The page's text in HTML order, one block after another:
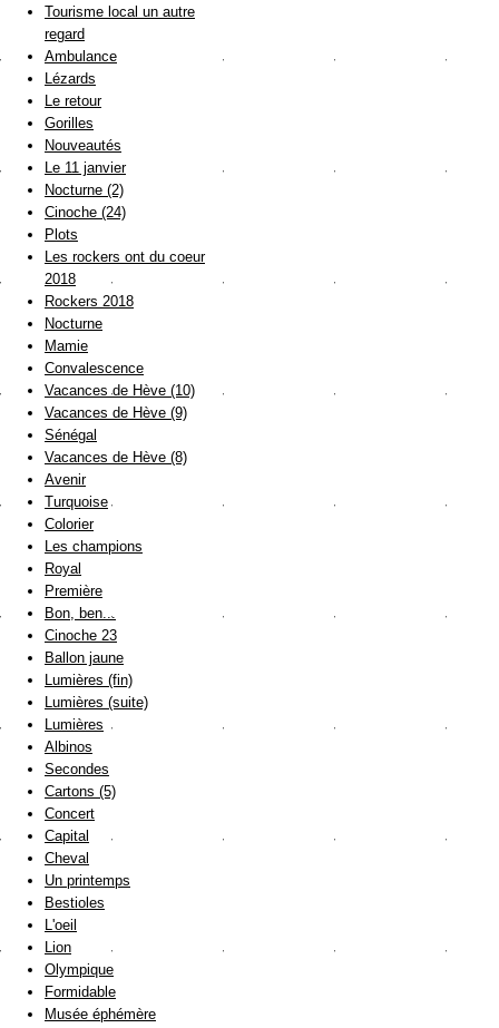
Tourisme local un autre
regard
Ambulance
Lézards
Le retour
Gorilles
Nouveautés
Le 11 janvier
Nocturne (2)
Cinoche (24)
Plots
Les rockers ont du coeur
2018
Rockers 2018
Nocturne
Mamie
Convalescence
Vacances de Hève (10)
Vacances de Hève (9)
Sénégal
Vacances de Hève (8)
Avenir
Turquoise
Colorier
Les champions
Royal
Première
Bon, ben...
Cinoche 23
Ballon jaune
Lumières (fin)
Lumières (suite)
Lumières
Albinos
Secondes
Cartons (5)
Concert
Capital
Cheval
Un printemps
Bestioles
L'oeil
Lion
Olympique
Formidable
Musée éphémère